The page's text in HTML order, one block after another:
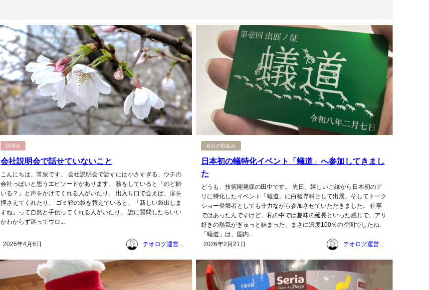
説明会
会社説明会で話せていないこと
こんにちは。常泉です。 会社説明会で話すには小さすぎる、ウチの
会社っぽいと思うエピソードがあります。 咳をしていると「のど飴
いる？」と声をかけてくれる人がいたり。 出入り口で会えば、扉を
押さえてくれたり。 ゴミ箱の袋を替えていると、「新しい袋出しま
すね」って自然と手伝ってくれる人がいたり。 誰に質問したらいい
かわからず迷ってウロ...
2026年4月6日 テオログ運営チーム
会社の取組み
日本初の蟻特化イベント「蟻道」へ参加してきまし
た
どうも、技術開発課の田中です。 先日、嬉しいご縁から日本初のア
リに特化したイベント「蟻道」に白蟻専科として出展、そしてトーク
ショー登壇者としても非力ながら参加させていただきました。 仕事
ではあったんですけど、私の中では趣味の延長といった感じで、アリ
好きの熱気がぎゅっと詰まった、まさに濃度100％の空間でしたね。
「蟻道」は、国内...
2026年2月21日
テオログ運営チーム